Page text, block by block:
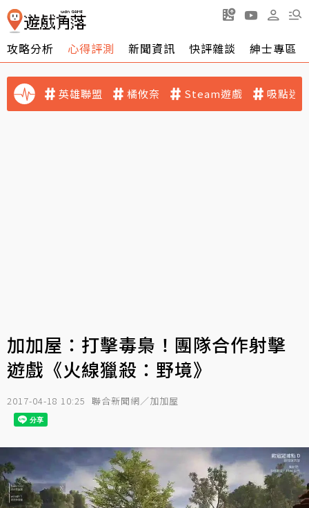
攻略分析 心得評測 新聞資訊 快評雜談 紳士專區
英雄聯盟 橘攸奈 Steam遊戲 吸點迷
加加屋：打擊毒梟！團隊合作射擊
遊戲《火線獵殺：野境》
2017-04-18 10:25 聯合新聞網／加加屋